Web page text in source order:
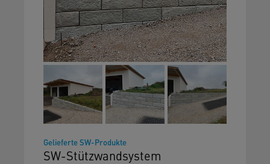
Gelieferte SW-Produkte
SW-Stützwandsystem